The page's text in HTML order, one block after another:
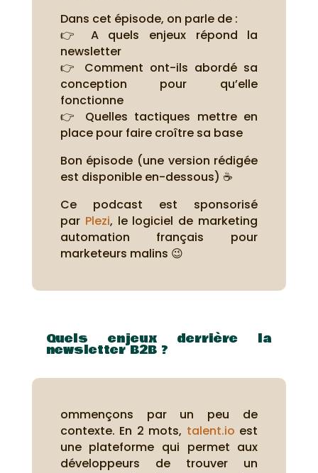
Dans cet épisode, on parle de :
👉 A quels enjeux répond la
newsletter
👉 Comment ont-ils abordé sa
conception pour qu’elle
fonctionne
👉 Quelles tactiques mettre en
place pour faire croître sa base
Bon épisode (une version rédigée
est disponible en-dessous) ☕
Ce podcast est sponsorisé
par Plezi, le logiciel de marketing
automation français pour
marketeurs malins 😉
Quels enjeux derrière la
newsletter B2B ?
ommençons par un peu de
contexte. En 2 mots, talent.io est
une plateforme qui permet aux
développeurs de trouver un